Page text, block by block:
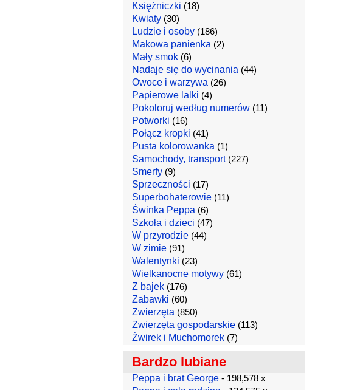
Księżniczki (18)
Kwiaty(30)
Ludzie i osoby(186)
Makowa panienka (2)
Mały smok(6)
Nadaje się do wycinania (44)
Owoce i warzywa (26)
Papierowe lalki (4)
Pokoloruj według numerów(11)
Potworki (16)
Połącz kropki (41)
Pusta kolorowanka (1)
Samochody, transport(227)
Smerfy(9)
Sprzeczności (17)
Superbohaterowie(11)
Świnka Peppa (6)
Szkoła i dzieci (47)
W przyrodzie(44)
W zimie(91)
Walentynki (23)
Wielkanocne motywy(61)
Z bajek(176)
Zabawki (60)
Zwierzęta (850)
Zwierzęta gospodarskie(113)
Żwirek i Muchomorek(7)
Bardzo lubiane
Peppa i brat George- 198,578 x